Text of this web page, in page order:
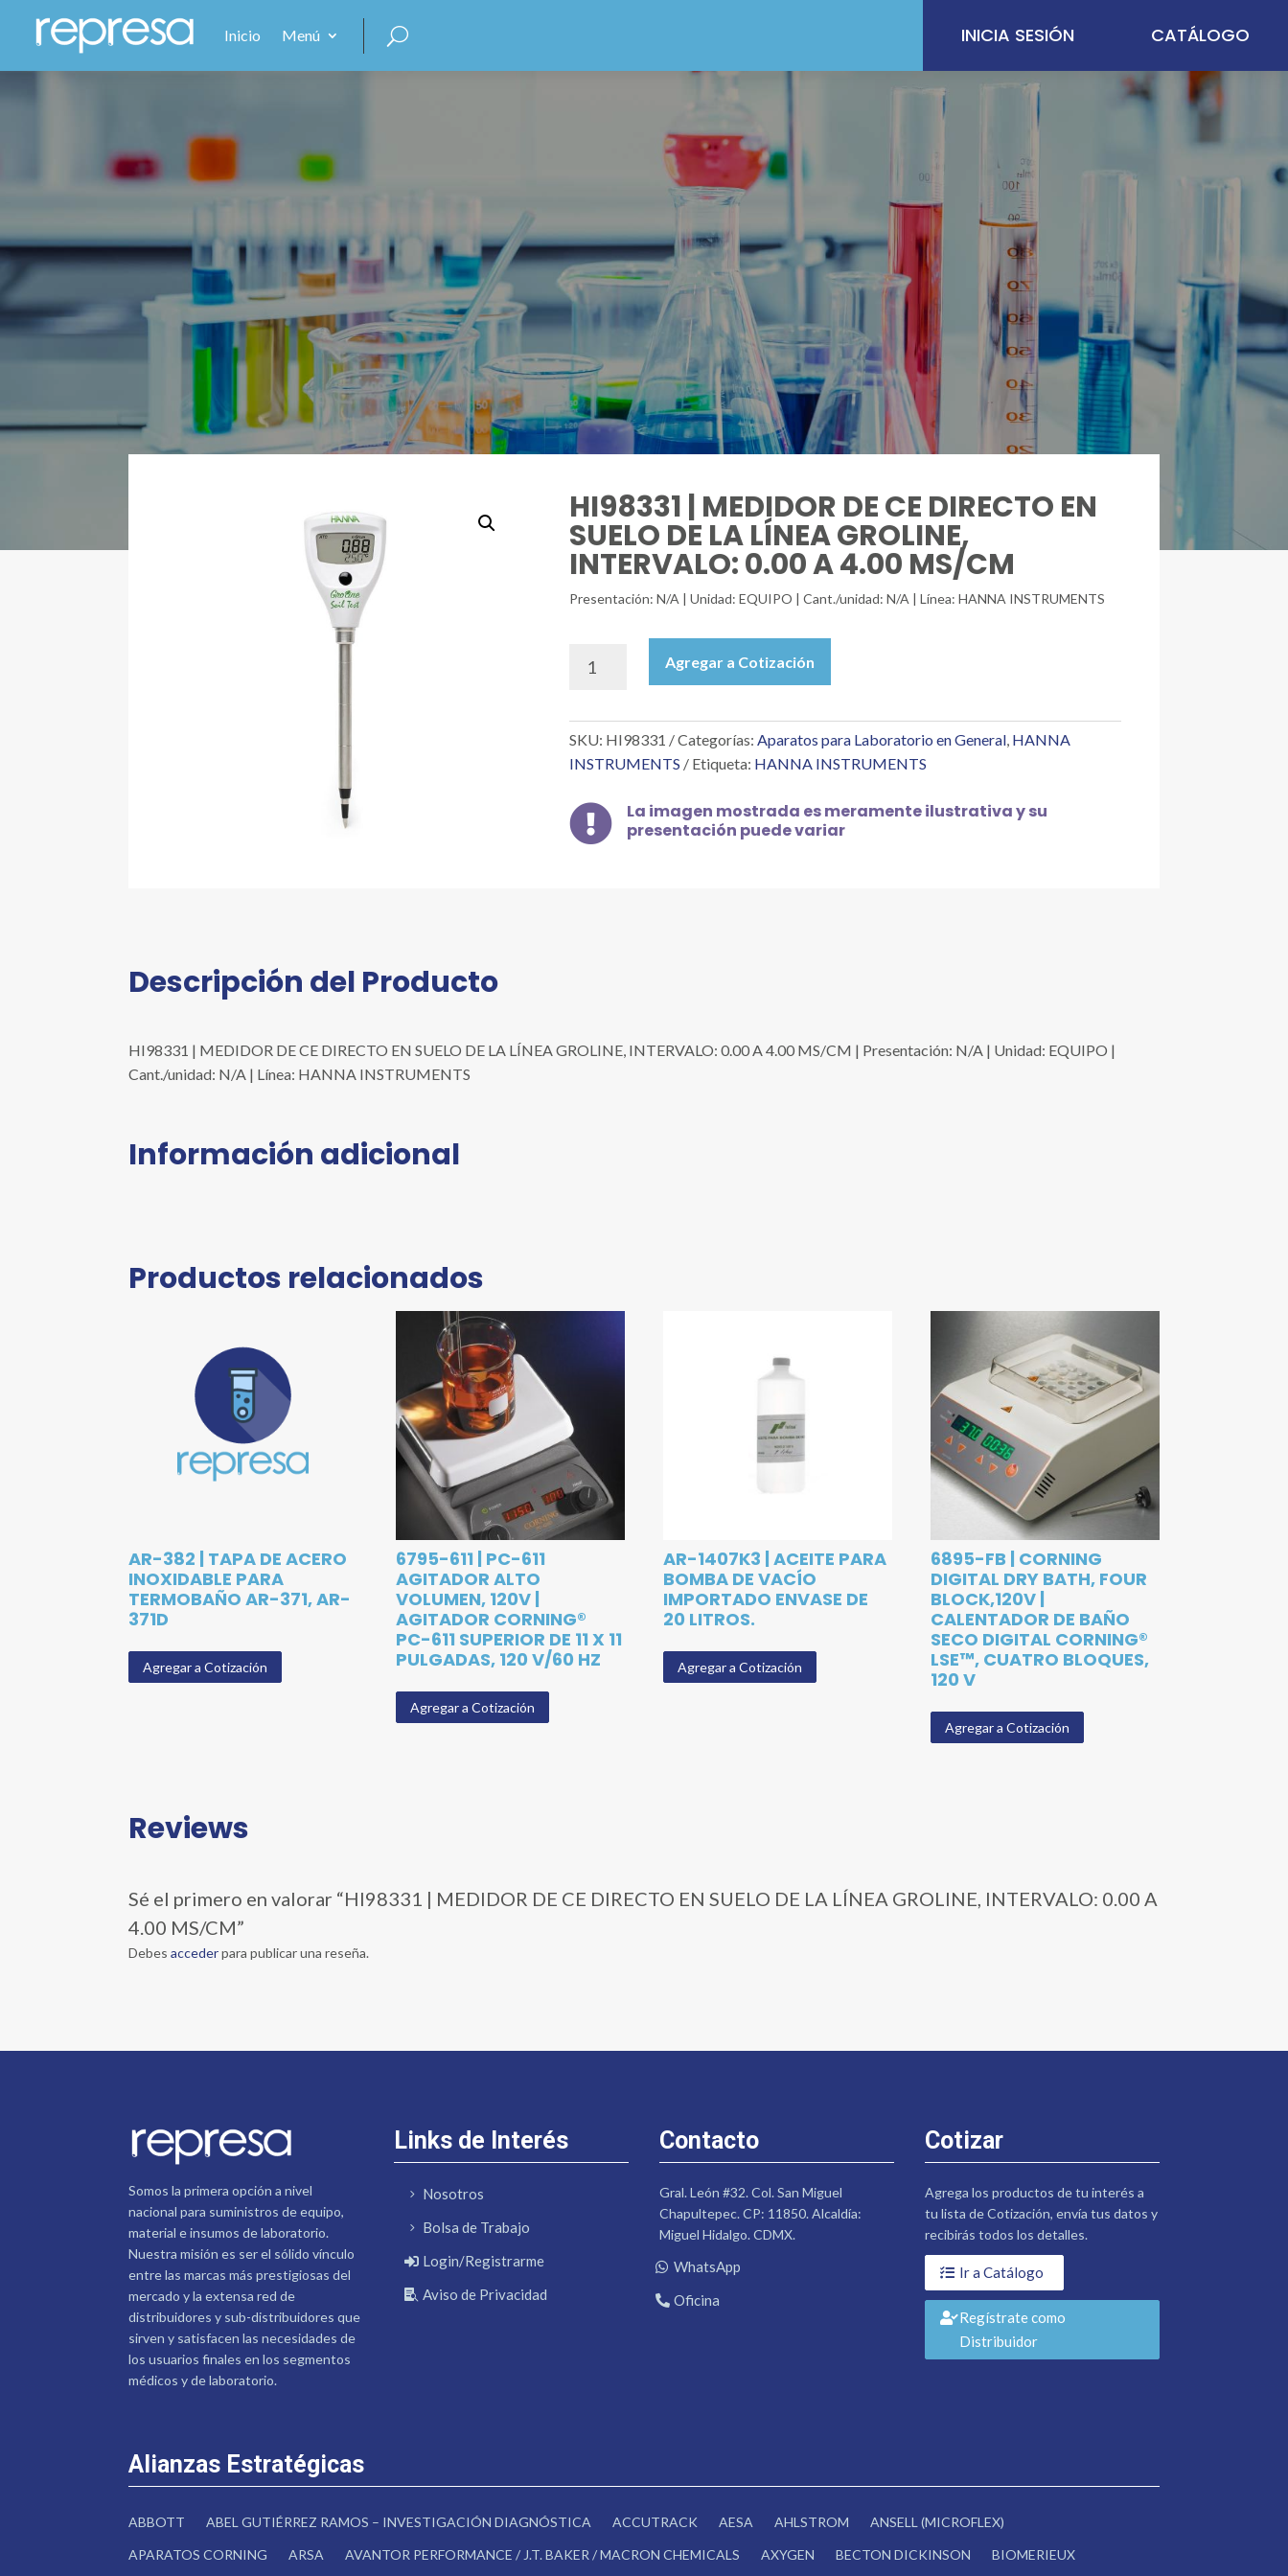
Inicio Menú INICIA SESIÓN CATÁLOGO
HI98331 | MEDIDOR DE CE DIRECTO EN
SUELO DE LA LÍNEA GROLINE,
INTERVALO: 0.00 A 4.00 MS/CM
Presentación: N/A | Unidad: EQUIPO | Cant./unidad: N/A | Línea: HANNA INSTRUMENTS
DE
CE
DIRECTO
SUELO
DE
LA
Agregar a Cotización
SKU: HI98331 Categorías:Aparatos para Laboratorio en General, HANNA
INSTRUMENTS
Etiqueta: HANNA INSTRUMENTS

La imagen mostrada es meramente ilustrativa y su
presentación puede variar
Descripción del Producto
HI98331 | MEDIDOR DE CE DIRECTO EN SUELO DE LA LÍNEA GROLINE, INTERVALO: 0.00 A 4.00 MS/CM | Presentación: N/A | Unidad: EQUIPO |
Cant./unidad: N/A | Línea: HANNA INSTRUMENTS
Información adicional
Productos relacionados
AR-382 | TAPA DE ACERO
INOXIDABLE PARA
TERMOBAÑO AR-371, AR-
371D
Agregar a Cotización
6795-611 | PC-611
AGITADOR ALTO
VOLUMEN, 120V |
AGITADOR CORNING®
PC-611 SUPERIOR DE 11 X 11
PULGADAS, 120 V/60 HZ
Agregar a Cotización
AR-1407K3 | ACEITE PARA
BOMBA DE VACÍO
IMPORTADO ENVASE DE
20 LITROS.
Agregar a Cotización
6895-FB | CORNING
DIGITAL DRY BATH, FOUR
BLOCK,120V |
CALENTADOR DE BAÑO
SECO DIGITAL CORNING®
LSE™, CUATRO BLOQUES,
120 V
Agregar a Cotización
Reviews
Sé el primero en valorar “HI98331 | MEDIDOR DE CE DIRECTO EN SUELO DE LA LÍNEA GROLINE, INTERVALO: 0.00 A
4.00 MS/CM”
Debesaccederpara publicar una reseña.
Somos la primera opción a nivel
nacional para suministros de equipo,
material e insumos de laboratorio.
Nuestra misión es ser el sólido vínculo
entre las marcas más prestigiosas del
mercado y la extensa red de
distribuidores y sub-distribuidores que
sirven y satisfacen las necesidades de
los usuarios finales en los segmentos
médicos y de laboratorio.
Links de Interés
Nosotros
Bolsa de Trabajo
Login/Registrarme
Aviso de Privacidad
Contacto
Gral. León #32. Col. San Miguel
Chapultepec. CP: 11850. Alcaldía:
Miguel Hidalgo. CDMX.
WhatsApp
Oficina
Cotizar
Agrega los productos de tu interés a
tu lista de Cotización, envía tus datos y
recibirás todos los detalles.
Ir a Catálogo
Regístrate como
Distribuidor
Alianzas Estratégicas
ABBOTT ABEL GUTIÉRREZ RAMOS – INVESTIGACIÓN DIAGNÓSTICA ACCUTRACK AESA AHLSTROM
ANSELL (MICROFLEX)
APARATOS CORNING
ARSA AVANTOR PERFORMANCE / J.T. BAKER / MACRON CHEMICALS AXYGEN BECTON DICKINSON BIOMERIEUX